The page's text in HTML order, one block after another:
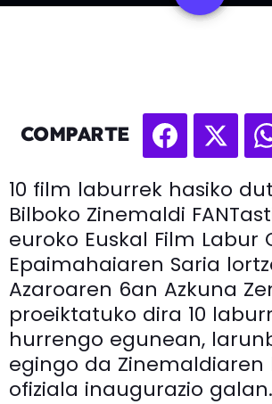
COMPARTE
10 film laburrek hasiko
Bilboko Zinemaldi
euroko Euskal Film Labur
Epaimahaiaren Saria
Azaroaren 6an Azkuna
proeiktatuko dira 10
hurrengo egunean,
egingo da Zinemaldiaren
ofiziala inaugurazio galan.